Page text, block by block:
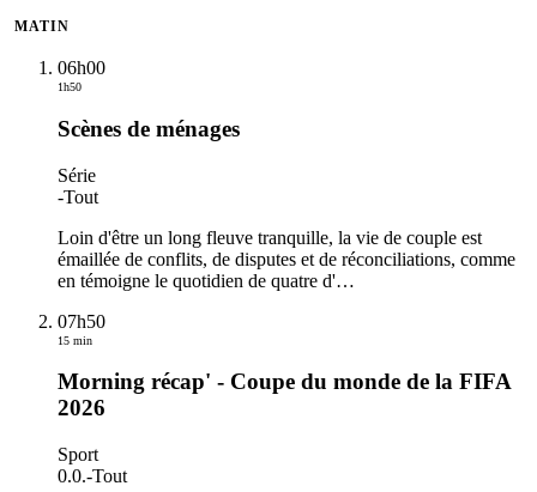
MATIN
06h00
1h50
Scènes de ménages
Série
-Tout
Loin d'être un long fleuve tranquille, la vie de couple est
émaillée de conflits, de disputes et de réconciliations, comme
en témoigne le quotidien de quatre d'…
07h50
15 min
Morning récap' - Coupe du monde de la FIFA
2026
Sport
0.0.-Tout